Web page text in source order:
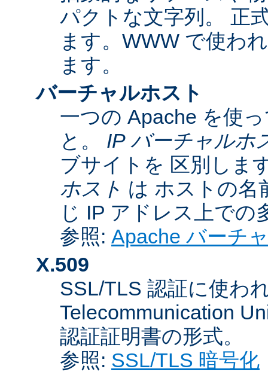
パクトな文字列。 正
ます。WWW で使わ
ます。
バーチャルホスト
一つの Apache を使
と。 IP バーチャルホ
ブサイトを 区別しま
ホスト は ホストの名
じ IP アドレス上で
参照: Apache バーチ
X.509
SSL/TLS 認証に使わ
Telecommunication
認証証明書の形式。
参照: SSL/TLS 暗号化